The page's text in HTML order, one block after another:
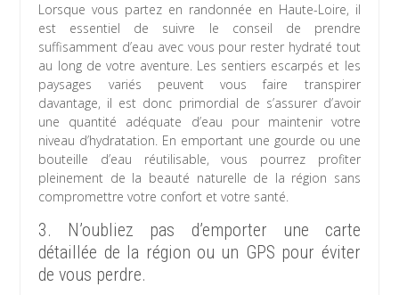
Lorsque vous partez en randonnée en Haute-Loire, il
est essentiel de suivre le conseil de prendre
suffisamment d’eau avec vous pour rester hydraté tout
au long de votre aventure. Les sentiers escarpés et les
paysages variés peuvent vous faire transpirer
davantage, il est donc primordial de s’assurer d’avoir
une quantité adéquate d’eau pour maintenir votre
niveau d’hydratation. En emportant une gourde ou une
bouteille d’eau réutilisable, vous pourrez profiter
pleinement de la beauté naturelle de la région sans
compromettre votre confort et votre santé.
3. N’oubliez pas d’emporter une carte
détaillée de la région ou un GPS pour éviter
de vous perdre.